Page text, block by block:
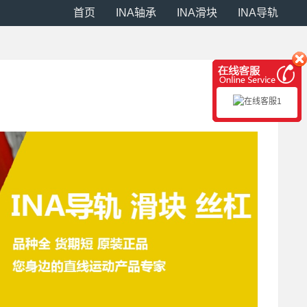
首页 INA轴承 INA滑块 INA导轨